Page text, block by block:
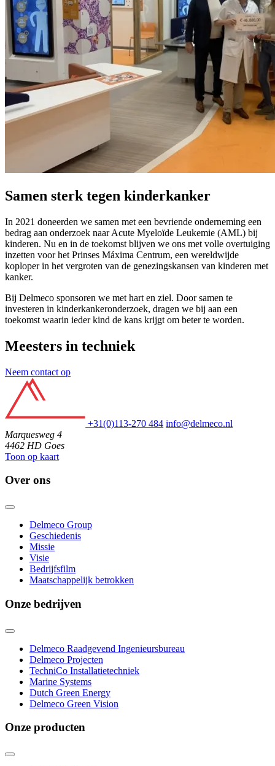
Samen sterk tegen kinderkanker
In 2021 doneerden we samen met een bevriende onderneming een
bedrag aan onderzoek naar Acute Myeloïde Leukemie (AML) bij
kinderen. Nu en in de toekomst blijven we ons met volle overtuiging
inzetten voor het Prinses Máxima Centrum, een wereldwijde
koploper in het vergroten van de genezingskansen van kinderen met
kanker.
Bij Delmeco sponsoren we met hart en ziel. Door samen te
investeren in kinderkankeronderzoek, dragen we bij aan een
toekomst waarin ieder kind de kans krijgt om beter te worden.
Meesters in techniek
Neem contact op
+31(0)113-270 484 info@delmeco.nl
Marquesweg 4
4462 HD Goes
Toon op kaart
Over ons
Delmeco Group
Geschiedenis
Missie
Visie
Bedrijfsfilm
Maatschappelijk betrokken
Onze bedrijven
Delmeco Raadgevend Ingenieursbureau
Delmeco Projecten
TechniCo Installatietechniek
Marine Systems
Dutch Green Energy
Delmeco Green Vision
Onze producten